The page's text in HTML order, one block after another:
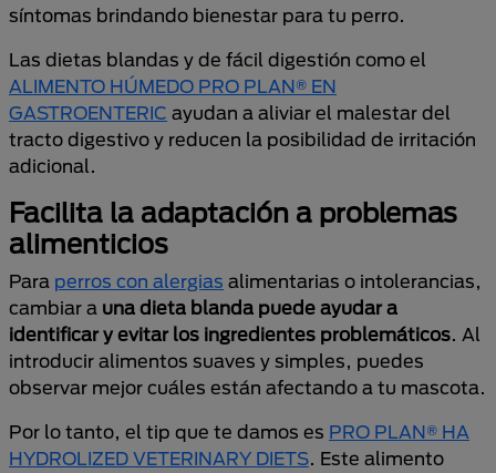
síntomas brindando bienestar para tu perro.
Las dietas blandas y de fácil digestión como el
ALIMENTO HÚMEDO PRO PLAN® EN
GASTROENTERIC ayudan a aliviar el malestar del
tracto digestivo y reducen la posibilidad de irritación
adicional.
Facilita la adaptación a problemas
alimenticios
Para perros con alergias alimentarias o intolerancias,
cambiar a una dieta blanda puede ayudar a
identificar y evitar los ingredientes problemáticos. Al
introducir alimentos suaves y simples, puedes
observar mejor cuáles están afectando a tu mascota.
Por lo tanto, el tip que te damos es PRO PLAN® HA
HYDROLIZED VETERINARY DIETS. Este alimento